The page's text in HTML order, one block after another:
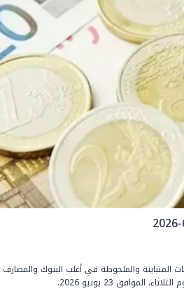
والملحوظة في أغلب البنوك والمصارف
23 يونيو 2026.